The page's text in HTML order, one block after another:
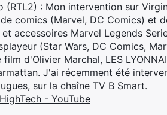
(RTL2) : Mon intervention sur
comics (Marvel, DC Comics) et
accessoires Marvel Legends
(Star Wars, DC Comics,
d'Olivier Marchal, LES
J'ai récemment été
sur la chaîne TV B Smart.
- YouTube